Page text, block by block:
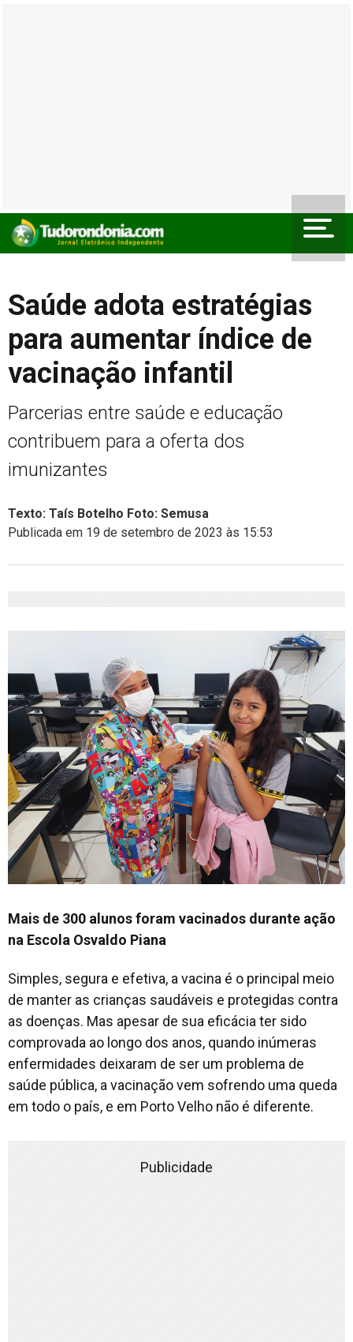
Saúde adota estratégias
para aumentar índice de
vacinação infantil
Parcerias entre saúde e educação
contribuem para a oferta dos
imunizantes
Texto: Taís Botelho Foto: Semusa
Publicada em 19 de setembro de 2023 às 15:53
Mais de 300 alunos foram vacinados durante ação
na Escola Osvaldo Piana
Simples, segura e efetiva, a vacina é o principal meio
de manter as crianças saudáveis e protegidas contra
as doenças. Mas apesar de sua eficácia ter sido
comprovada ao longo dos anos, quando inúmeras
enfermidades deixaram de ser um problema de
saúde pública, a vacinação vem sofrendo uma queda
em todo o país, e em Porto Velho não é diferente.
Publicidade